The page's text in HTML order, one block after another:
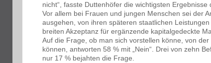
nicht“, fasste Duttenhöfer die wichtigsten Ergebnisse
Vor allem bei Frauen und jungen Menschen sei der
ausgehen, von ihren späteren staatlichen
breiten Akzeptanz für ergänzende kapitalgedeckte
Auf die Frage, ob man sich vorstellen könne, von
können, antworten 58 % mit „Nein“. Drei von zehn
nur 17 % bejahten die Frage.